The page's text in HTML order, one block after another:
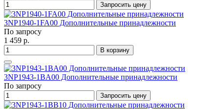
Запросить цену
3NP1940-1FA00 Дополнительные принадлежности
По запросу
1 459 р.
В корзину
3NP1943-1BA00 Дополнительные принадлежности
По запросу
Запросить цену